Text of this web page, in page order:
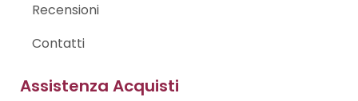
Recensioni
Contatti
Assistenza Acquisti